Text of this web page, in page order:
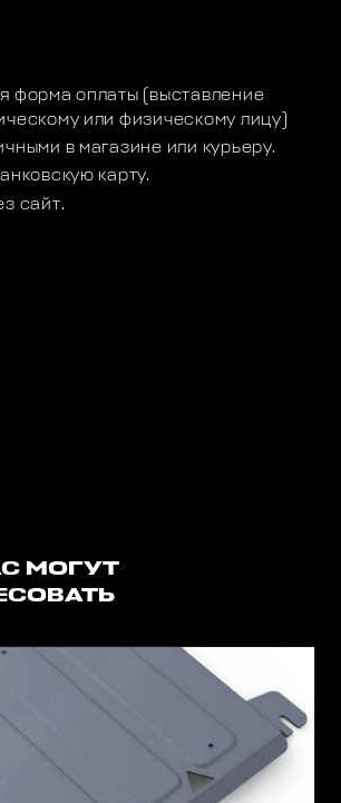
форма оплаты (выставление
или физическому лицу)
в магазине или курьеру.
карту.
сайт.
МОГУТ